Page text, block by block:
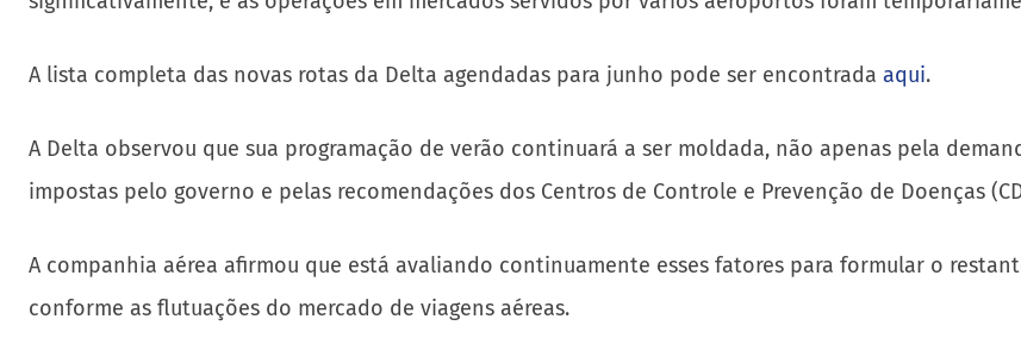
A lista completa das novas rotas da Delta agendadas para junho pode ser encontrada aqui.
A Delta observou que sua programação de verão continuará a ser moldada, não apenas pela
impostas pelo governo e pelas recomendações dos Centros de Controle e Prevenção de Doenças
A companhia aérea afirmou que está avaliando continuamente esses fatores para formular o
conforme as flutuações do mercado de viagens aéreas.